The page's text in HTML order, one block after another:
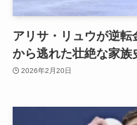
アリサ・リュウが逆
から逃れた壮絶な家族
2026年2月20日